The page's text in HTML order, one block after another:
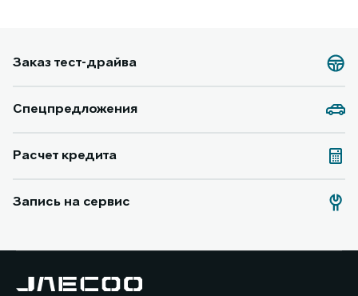
Заказ тест-драйва
Спецпредложения
Расчет кредита
Запись на сервис